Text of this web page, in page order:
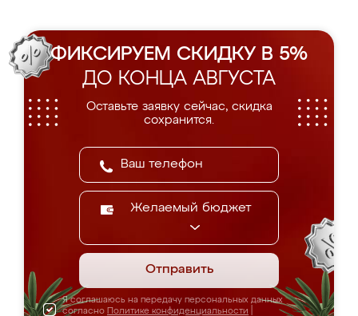
ФИКСИРУЕМ СКИДКУ В 5%
ДО КОНЦА АВГУСТА
Оставьте заявку сейчас, скидка
сохранится.
Желаемый бюджет
Отправить
Я соглашаюсь на передачу персональных данных
согласно Политике конфиденциальности